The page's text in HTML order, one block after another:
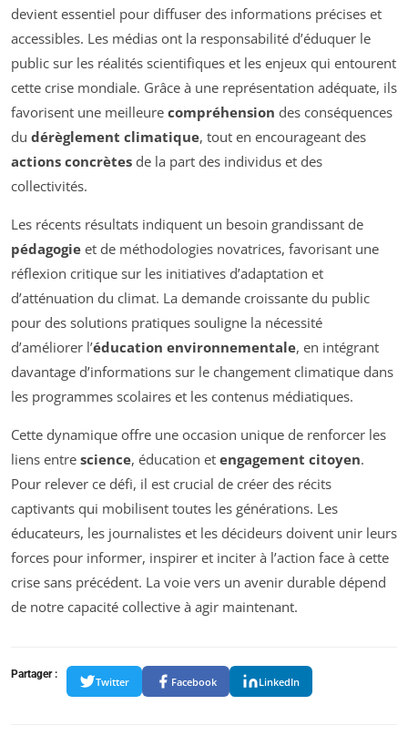
devient essentiel pour diffuser des informations précises et
accessibles. Les médias ont la responsabilité d’éduquer le
public sur les réalités scientifiques et les enjeux qui entourent
cette crise mondiale. Grâce à une représentation adéquate, ils
favorisent une meilleure compréhension des conséquences
du dérèglement climatique, tout en encourageant des
actions concrètes de la part des individus et des
collectivités.
Les récents résultats indiquent un besoin grandissant de
pédagogie et de méthodologies novatrices, favorisant une
réflexion critique sur les initiatives d’adaptation et
d’atténuation du climat. La demande croissante du public
pour des solutions pratiques souligne la nécessité
d’améliorer l’éducation environnementale, en intégrant
davantage d’informations sur le changement climatique dans
les programmes scolaires et les contenus médiatiques.
Cette dynamique offre une occasion unique de renforcer les
liens entre science, éducation et engagement citoyen.
Pour relever ce défi, il est crucial de créer des récits
captivants qui mobilisent toutes les générations. Les
éducateurs, les journalistes et les décideurs doivent unir leurs
forces pour informer, inspirer et inciter à l’action face à cette
crise sans précédent. La voie vers un avenir durable dépend
de notre capacité collective à agir maintenant.
Partager :
Twitter Facebook LinkedIn